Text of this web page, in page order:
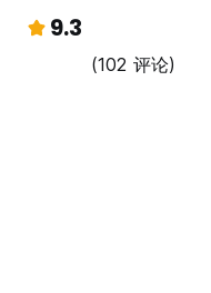
9.3
(102 评论)